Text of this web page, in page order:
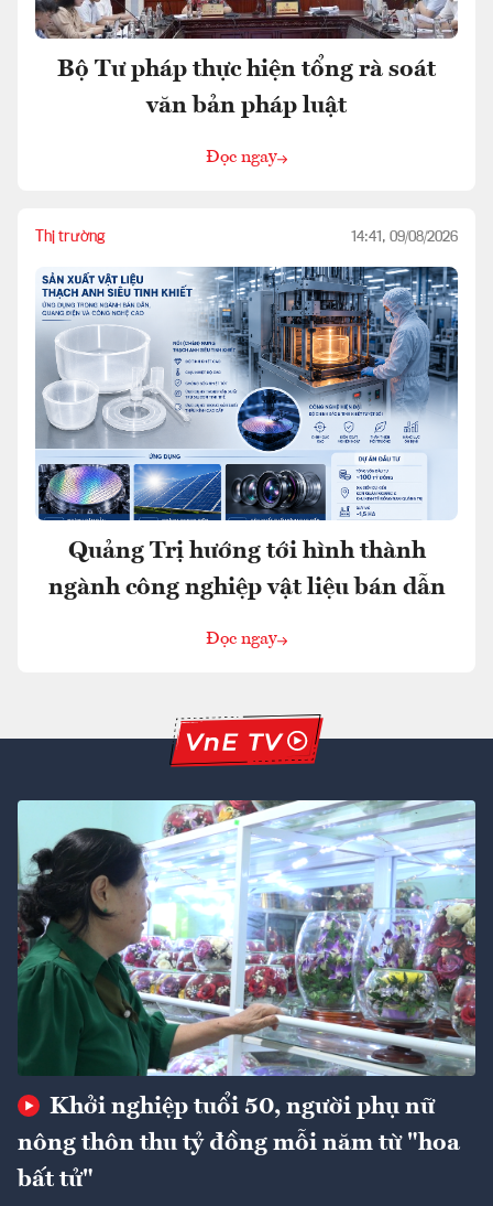
Bộ Tư pháp thực hiện tổng rà soát
văn bản pháp luật
Đọc ngay
Thị trường 14:41, 09/08/2026
Quảng Trị hướng tới hình thành
ngành công nghiệp vật liệu bán dẫn
Đọc ngay
Khởi nghiệp tuổi 50, người phụ nữ
nông thôn thu tỷ đồng mỗi năm từ "hoa
bất tử"